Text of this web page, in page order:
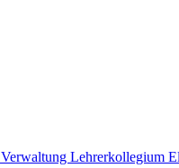
Verwaltung Lehrerkollegium